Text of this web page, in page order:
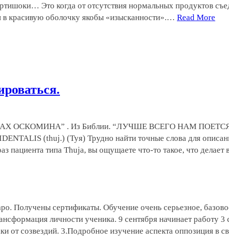
Это когда от отсутствия нормальных продуктов
красивую оболочку якобы «изысканности».… Read More
ОСКОМИНА” . Из Библии. “ЛУЧШЕ ВСЕГО НАМ
(thuj.) (Туя) Трудно найти точные слова для
пациента типа Thuja, вы ощущаете что-то такое, что
Получены сертификаты. Обучение очень серьезное,
личности ученика. 9 сентября начинает работу
от созвездий. 3.Подробное изучение аспекта оппозиция в